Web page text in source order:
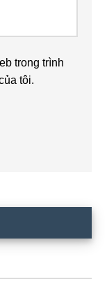
trong trình
tôi.